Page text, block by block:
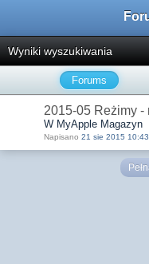
Wyniki wyszukiwania
Forums
2015-05 Reżimy -
W MyApple Magazyn
Napisano 21 sie 2015 10:43